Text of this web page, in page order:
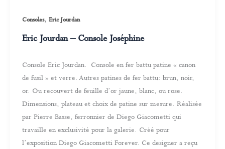
Consoles, Eric Jourdan
Eric Jourdan – Console Joséphine
Console Eric Jourdan. Console en fer battu patine « canon
de fusil » et verre. Autres patines de fer battu: brun, noir,
or. Ou recouvert de feuille d’or jaune, blanc, ou rose.
Dimensions, plateau et choix de patine sur mesure. Réalisée
par Pierre Basse, ferronnier de Diego Giacometti qui
travaille en exclusivité pour la galerie. Créé pour
l’exposition Diego Giacometti Forever. Ce designer a reçu